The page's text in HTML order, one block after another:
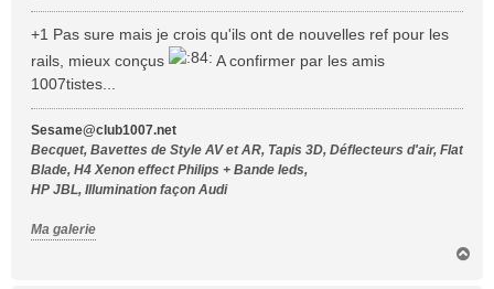
e
s
a
g
e
+1 Pas sure mais je crois qu'ils ont de nouvelles ref pour les
rails, mieux conçus
A confirmer par les amis
1007tistes...
Sesame@club1007.net
Becquet, Bavettes de Style AV et AR, Tapis 3D, Déflecteurs d'air, Flat
Blade, H4 Xenon effect Philips + Bande leds,
HP JBL, Illumination façon Audi
Ma galerie